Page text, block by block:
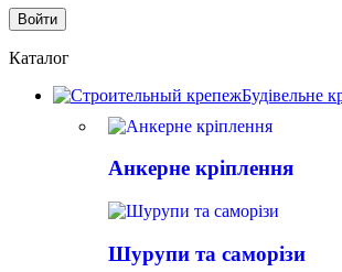
Каталог
Будівельне
Анкерне кріплення
Шурупи та саморізи